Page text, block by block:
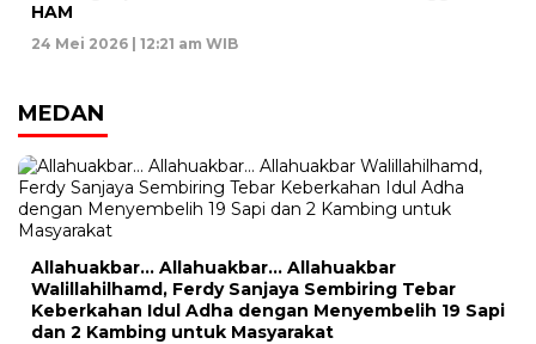
HAM
24 Mei 2026 | 12:21 am WIB
MEDAN
Allahuakbar… Allahuakbar… Allahuakbar
Walillahilhamd, Ferdy Sanjaya Sembiring Tebar
Keberkahan Idul Adha dengan Menyembelih 19 Sapi
dan 2 Kambing untuk Masyarakat